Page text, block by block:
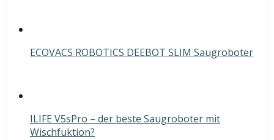
ECOVACS ROBOTICS DEEBOT SLIM Saugroboter
ILIFE V5sPro – der beste Saugroboter mit
Wischfuktion?